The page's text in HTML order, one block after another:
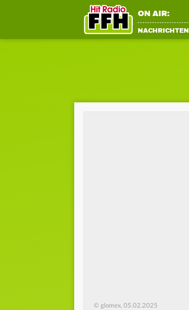
ON AIR:
NACHRICHTEN
© glomex, 05.02.2025